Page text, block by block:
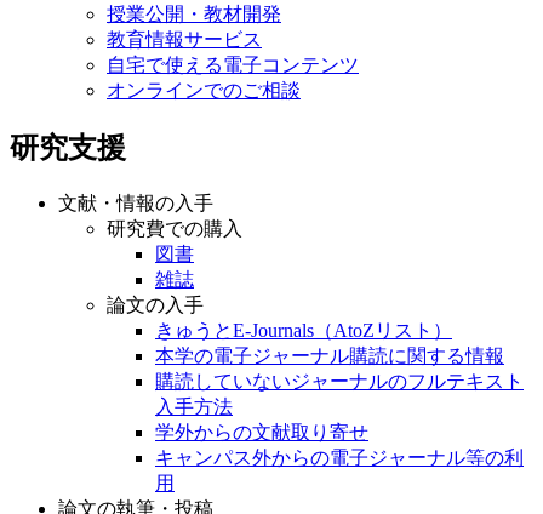
授業公開・教材開発
教育情報サービス
自宅で使える電子コンテンツ
オンラインでのご相談
研究支援
文献・情報の入手
研究費での購入
図書
雑誌
論文の入手
きゅうとE-Journals（AtoZリスト）
本学の電子ジャーナル購読に関する情報
購読していないジャーナルのフルテキスト
入手方法
学外からの文献取り寄せ
キャンパス外からの電子ジャーナル等の利
用
論文の執筆・投稿